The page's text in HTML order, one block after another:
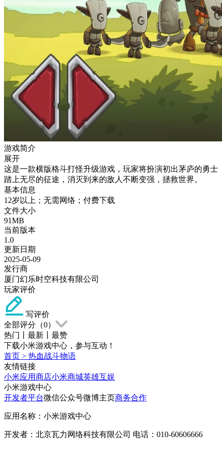
游戏简介
展开
这是一款横版格斗打怪升级游戏，玩家将扮演初出茅庐的勇士
踏上无尽的征途，消灭到来的敌人不断变强，拯救世界。
基本信息
12岁以上；无需网络；付费下载
文件大小
91MB
当前版本
1.0
更新日期
2025-05-09
发行商
厦门幻乐时空科技有限公司
玩家评价
写评价
全部评分（0）
热门
最新
最赞
下载小米游戏中心，参与互动！
首页 > 热血战斗物语
友情链接
小米应用商店小米商城英雄互娱
小米游戏中心
开发者平台微信公众号微博主页商务合作
应用名称：小米游戏中心
开发者：北京瓦力网络科技有限公司 电话：010-60606666